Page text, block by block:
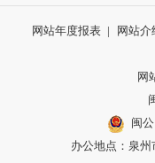
网站年度报表 | 网站介
网
闽
办公地点：泉